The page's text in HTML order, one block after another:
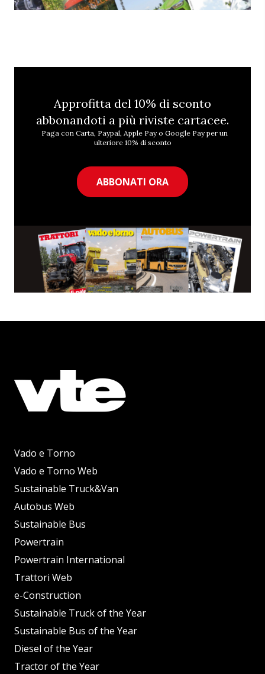
Approfitta del 10% di sconto
abbonandoti a più riviste cartacee.
Paga con Carta, Paypal, Apple Pay o Google Pay per un
ulteriore 10% di sconto
ABBONATI ORA
Vado e Torno
Vado e Torno Web
Sustainable Truck&Van
Autobus Web
Sustainable Bus
Powertrain
Powertrain International
Trattori Web
e-Construction
Sustainable Truck of the Year
Sustainable Bus of the Year
Diesel of the Year
Tractor of the Year